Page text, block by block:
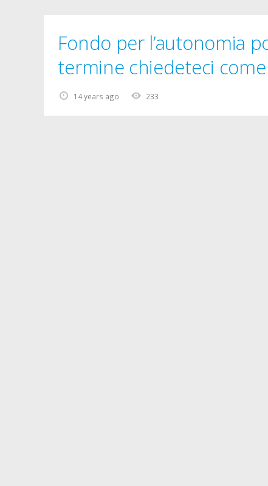
14 years ago 233
Fondo per l’autonomia
termine chiedeteci